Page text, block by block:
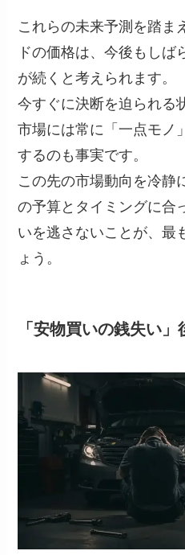
これらの未来予測を踏ま
ドの価格は、今後もしば
が続くと考えられます。
今すぐに決断を迫られる
市場には常に「一点モノ
するのも事実です。
この先の市場動向を冷静
の予算とタイミングに合
いを逃さないことが、最
ょう。
「安物買いの銭失い